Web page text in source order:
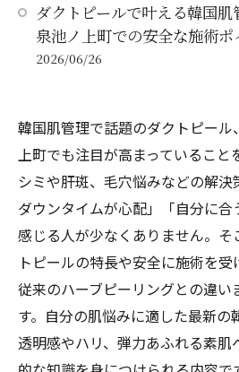
ダクトピールで叶える韓国
泉池ノ上町での安全な施術ポ
2026/06/26
韓国肌管理で話題のダクトピール
上町でも注目が高まっていること
シミや肝斑、毛穴悩みなどの解
ダウンタイムが心配」「自分に合
感じる人が少なくありません。そ
トピールの特長や安全に施術を受
従来のハーブピーリングとの違い
す。自分の肌悩みに適した最新の
透明感やハリ、弾力あふれる素肌